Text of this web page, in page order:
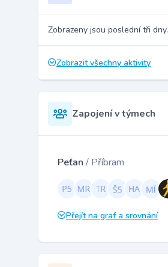
Zobrazeny jsou poslední tři dny.
Zobrazit všechny aktivity
Zapojení v týmech
Peťan / Příbram
Přejít na graf a srovnání